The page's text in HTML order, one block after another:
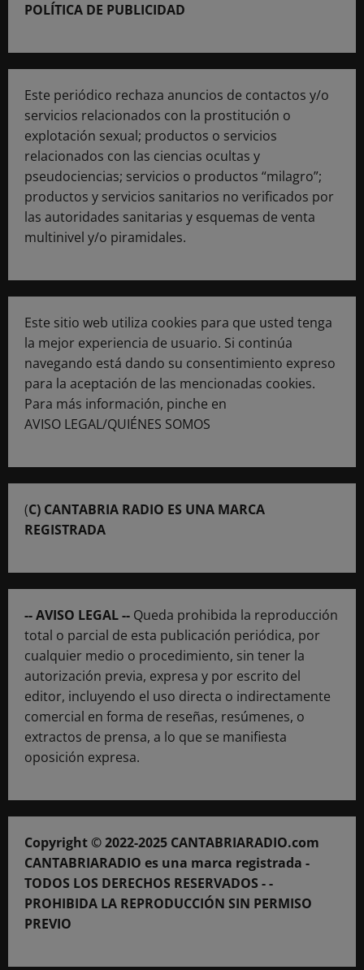
POLÍTICA DE PUBLICIDAD
Este periódico rechaza anuncios de contactos y/o
servicios relacionados con la prostitución o
explotación sexual; productos o servicios
relacionados con las ciencias ocultas y
pseudociencias; servicios o productos “milagro”;
productos y servicios sanitarios no verificados por
las autoridades sanitarias y esquemas de venta
multinivel y/o piramidales.
Este sitio web utiliza cookies para que usted tenga
la mejor experiencia de usuario. Si continúa
navegando está dando su consentimiento expreso
para la aceptación de las mencionadas cookies.
Para más información, pinche en
AVISO LEGAL/QUIÉNES SOMOS
(C) CANTABRIA RADIO ES UNA MARCA
REGISTRADA
-- AVISO LEGAL -- Queda prohibida la reproducción
total o parcial de esta publicación periódica, por
cualquier medio o procedimiento, sin tener la
autorización previa, expresa y por escrito del
editor, incluyendo el uso directa o indirectamente
comercial en forma de reseñas, resúmenes, o
extractos de prensa, a lo que se manifiesta
oposición expresa.
Copyright © 2022-2025 CANTABRIARADIO.com
CANTABRIARADIO es una marca registrada -
TODOS LOS DERECHOS RESERVADOS - -
PROHIBIDA LA REPRODUCCIÓN SIN PERMISO
PREVIO